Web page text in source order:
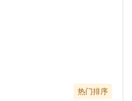
热门排序